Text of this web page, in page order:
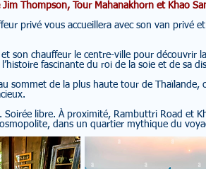
Thompson, Tour Mahanakhorn et Khao
privé vous accueillera avec son van privé
son chauffeur le centre-ville pour découvrir
fascinante du roi de la soie et de sa
sommet de la plus haute tour de Thaïlande,
Soirée libre. À proximité, Rambuttri Road et
dans un quartier mythique du